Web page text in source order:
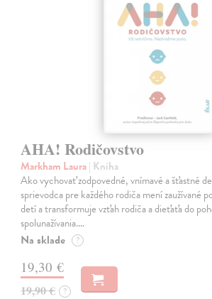
AHA! Rodičovstvo
Markham Laura| Kniha
Ako vychovať zodpovedné, vnímavé a šťastné
sprievodca pre každého rodiča mení zaužívané
detí a transformuje vzťah rodiča a dieťaťa do
spolunažívania.…
Na sklade ?
19,30 €
19,90 € ?